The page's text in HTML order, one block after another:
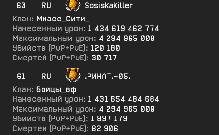
60
RU
Sosiskakiller
Клан: Миасс_Сити_
Нанесенный урон: 1 434 619 462 774
Максимальный урон: 4 294 965 000
Убийств (PvP+PvE): 120 180
Смертей (PvP+PvE): 30 717
61
RU
.РИНАТ.-05.
Клан: бойцы_вф
Нанесенный урон: 1 431 654 484 684
Максимальный урон: 4 294 965 000
Убийств (PvP+PvE): 1 897 179
Смертей (PvP+PvE): 82 906